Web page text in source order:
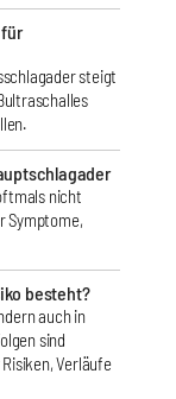
steigt
nicht
Symptome,
besteht?
auch in
sind
Verläufe